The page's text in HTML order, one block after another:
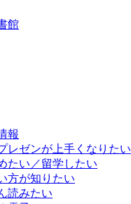
館
報
レゼンが上手くなりたい
たい／留学したい
方が知りたい
読みたい